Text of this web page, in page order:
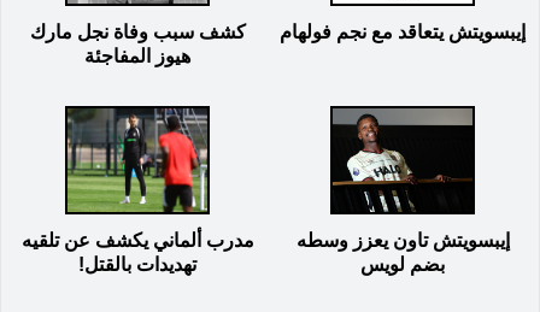
إيبسويتش يتعاقد مع نجم فولهام
كشف سبب وفاة نجل مارك
هيوز المفاجئة
إيبسويتش تاون يعزز وسطه
بضم لويس
مدرب ألماني يكشف عن تلقيه
تهديدات بالقتل!